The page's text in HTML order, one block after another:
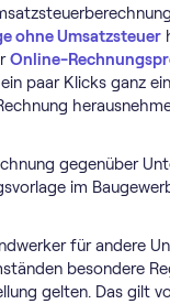
ohne Umsatzsteuer
Online-
paar Klicks ganz
gegenüber
im
für andere
besondere
gelten. Das gilt